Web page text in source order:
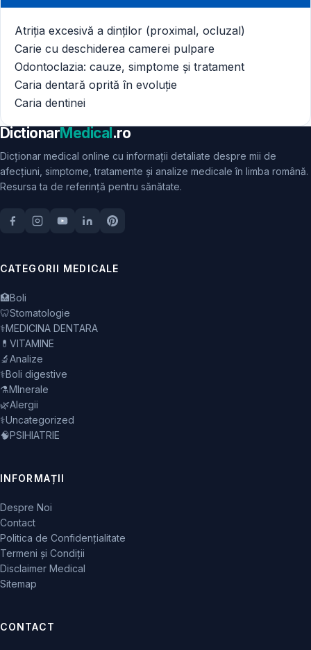
Atriția excesivă a dinților (proximal, ocluzal)
Carie cu deschiderea camerei pulpare
Odontoclazia: cauze, simptome și tratament
Caria dentară oprită în evoluție
Caria dentinei
DictionarMedical.ro
Dicționar medical online cu informații detaliate despre mii de
afecțiuni, simptome, tratamente și analize medicale în limba română.
Resursa ta de referință pentru sănătate.
CATEGORII MEDICALE
🏥Boli
🦷Stomatologie
⚕️MEDICINA DENTARA
💊 VITAMINE
🔬Analize
⚕️Boli digestive
⚗️MInerale
🌿Alergii
⚕️Uncategorized
🧠PSIHIATRIE
INFORMAȚII
Despre Noi
Contact
Politica de Confidențialitate
Termeni și Condiții
Disclaimer Medical
Sitemap
CONTACT